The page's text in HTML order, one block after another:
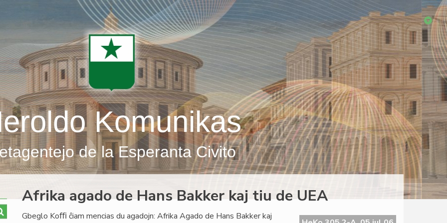
Komunikas
de la Esperanta Civito
Afrika agado de Hans Bakker kaj tiu de UEA
Gbeglo Koﬃ ĉiam mencias du agadojn: Afrika Agado de Hans Bakker kaj